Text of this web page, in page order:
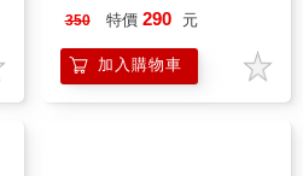
350 特價 290 元
加入購物車